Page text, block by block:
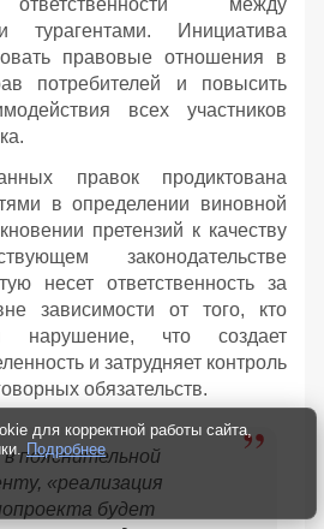
турагентами. Инициатива
правовые отношения в
потребителей и повысить
всех участников
правок продиктована
в определении виновной
претензий к качеству
законодательстве
несет ответственность за
зависимости от того, кто
нарушение, что создает
и затрудняет контроль
обязательств.
пояснительной
«реализация
будет
для корректной работы сайта,
Подробнее